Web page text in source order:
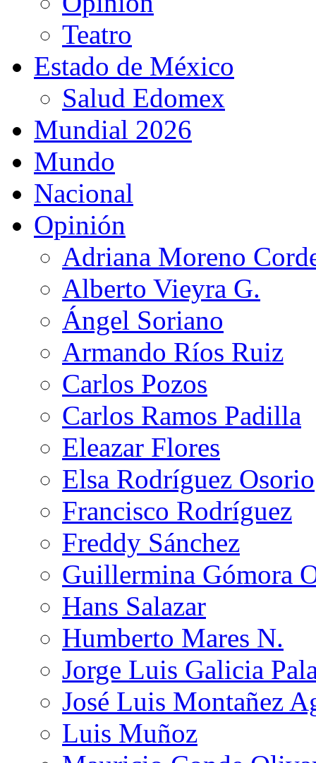
Teatro
Estado de México
Salud Edomex
Mundial 2026
Mundo
Nacional
Opinión
Adriana Moreno
Alberto Vieyra G.
Ángel Soriano
Armando Ríos Ruiz
Carlos Pozos
Carlos Ramos Padilla
Eleazar Flores
Elsa Rodríguez Osorio
Francisco Rodríguez
Freddy Sánchez
Guillermina Gómora
Hans Salazar
Humberto Mares N.
Jorge Luis Galicia
José Luis Montañez
Luis Muñoz